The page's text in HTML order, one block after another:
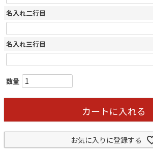
名入れ二行目
名入れ三行目
カートに入れる
お気に入りに登録する